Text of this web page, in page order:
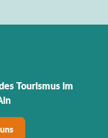
Tourismus im